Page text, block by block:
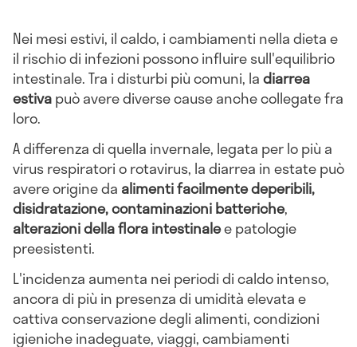
Nei mesi estivi, il caldo, i cambiamenti nella dieta e
il rischio di infezioni possono influire sull'equilibrio
intestinale. Tra i disturbi più comuni, ladiarrea
estivapuò avere diverse cause anche collegate fra
loro.
A differenza di quella invernale, legata per lo più a
virus respiratori o rotavirus, la diarrea in estate può
avere origine da alimenti facilmente deperibili,
disidratazione, contaminazioni batteriche,
alterazioni della flora intestinalee patologie
preesistenti.
L'incidenza aumenta nei periodi di caldo intenso,
ancora di più in presenza di umidità elevata e
cattiva conservazione degli alimenti, condizioni
igieniche inadeguate, viaggi, cambiamenti